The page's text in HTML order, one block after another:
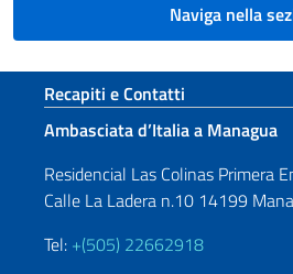
Naviga nella
Sezione footer
Recapiti e Contatti
Ambasciata d’Italia a Managua
Residencial Las Colinas Primera
Calle La Ladera n.10 14199
Tel: +(505) 22662918